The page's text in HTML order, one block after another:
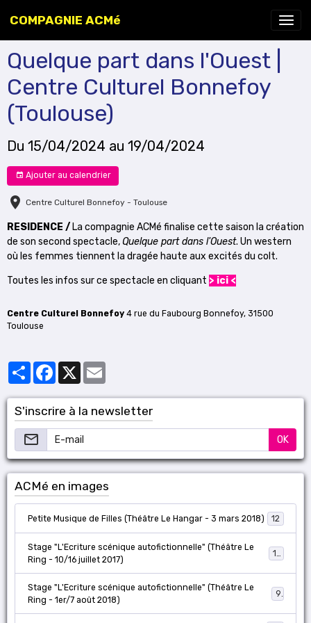
COMPAGNIE ACMé
Quelque part dans l'Ouest |
Centre Culturel Bonnefoy
(Toulouse)
Du 15/04/2024 au 19/04/2024
Ajouter au calendrier
Centre Culturel Bonnefoy - Toulouse
RESIDENCE / La compagnie ACMé finalise cette saison la création
de son second spectacle, Quelque part dans l'Ouest. Un western
où les femmes tiennent la dragée haute aux excités du colt.
Toutes les infos sur ce spectacle en cliquant > ici <
Centre Culturel Bonnefoy 4 rue du Faubourg Bonnefoy, 31500
Toulouse
PartagerFacebook
X
S'inscrire à la newsletter
OK
ACMé en images
Petite Musique de Filles (Théâtre Le Hangar - 3 mars 2018) 12
Stage "L'Ecriture scénique autofictionnelle" (Théâtre Le
Ring - 10/16 juillet 2017)
Stage "L'Ecriture scénique autofictionnelle" (Théâtre Le
Ring - 1er/7 août 2018)